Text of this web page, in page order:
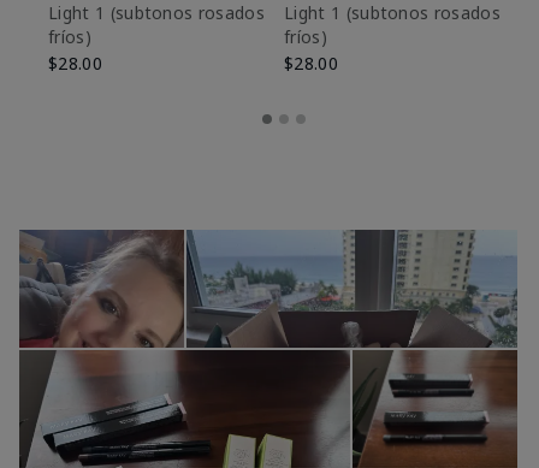
Light 1​ (subtonos rosados
fríos)
$28.00
Light 1​ (subtonos rosados
fríos)
$28.00